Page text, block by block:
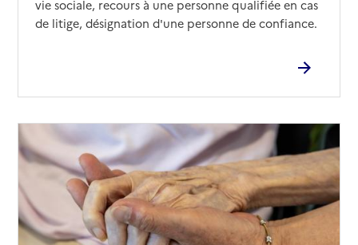
vie sociale, recours à une personne qualifiée en cas
de litige, désignation d'une personne de confiance.